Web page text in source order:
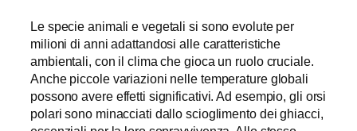
Le specie animali e vegetali si sono evolute per
milioni di anni adattandosi alle caratteristiche
ambientali, con il clima che gioca un ruolo cruciale.
Anche piccole variazioni nelle temperature globali
possono avere effetti significativi. Ad esempio, gli orsi
polari sono minacciati dallo scioglimento dei ghiacci,